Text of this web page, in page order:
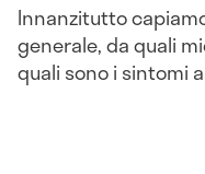
Innanzitutto
generale, da quali
quali sono i sintomi